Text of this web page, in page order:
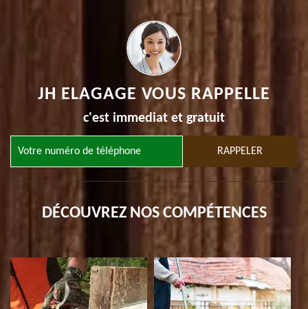
JH ELAGAGE VOUS RAPPELLE
c'est immediat et gratuit
DÉCOUVREZ NOS COMPÉTENCES